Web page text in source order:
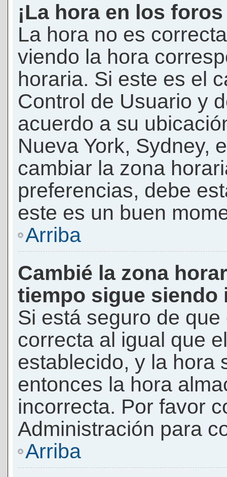
¡La hora en los
La hora no es
viendo la hora
horaria. Si este es el
Control de Usuario y
acuerdo a su
Nueva York, Sydney,
cambiar la zona
preferencias, debe
este es un buen
Arriba
Cambié la zona
tiempo sigue siendo
Si está seguro de
correcta al igual que
establecido, y la hora
entonces la hora
incorrecta. Por favor
Administración para
Arriba